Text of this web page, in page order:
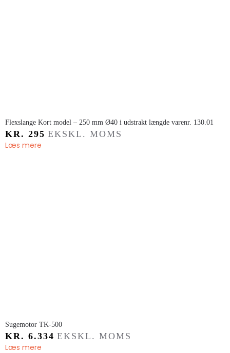
Flexslange ​Kort model – 250 mm Ø40 i udstrakt længde varenr. 130.01
KR. 295 EKSKL. MOMS
Læs mere
​Sugemotor TK-500
KR. 6.334 EKSKL. MOMS
Læs mere